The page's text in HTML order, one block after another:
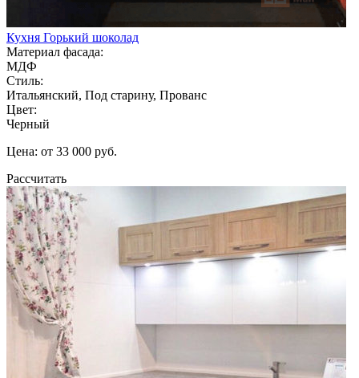
Кухня Горький шоколад
Материал фасада:
МДФ
Стиль:
Итальянский, Под старину, Прованс
Цвет:
Черный
Цена: от 33 000 руб.
Рассчитать